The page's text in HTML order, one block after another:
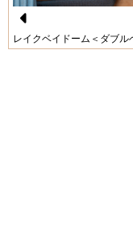
Pr
レイクベイドーム＜ダブ